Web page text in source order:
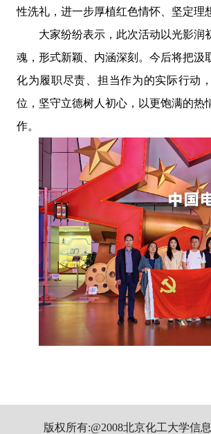
性洗礼，进一步厚植红色情怀、坚定理
大家纷纷表示，此次活动以光影润
魂，形式新颖、内涵深刻。今后将把汲
化为履职尽责、担当作为的实际行动
位，坚守立德树人初心，以更饱满的热
作。
版权所有:@2008北京化工大学信